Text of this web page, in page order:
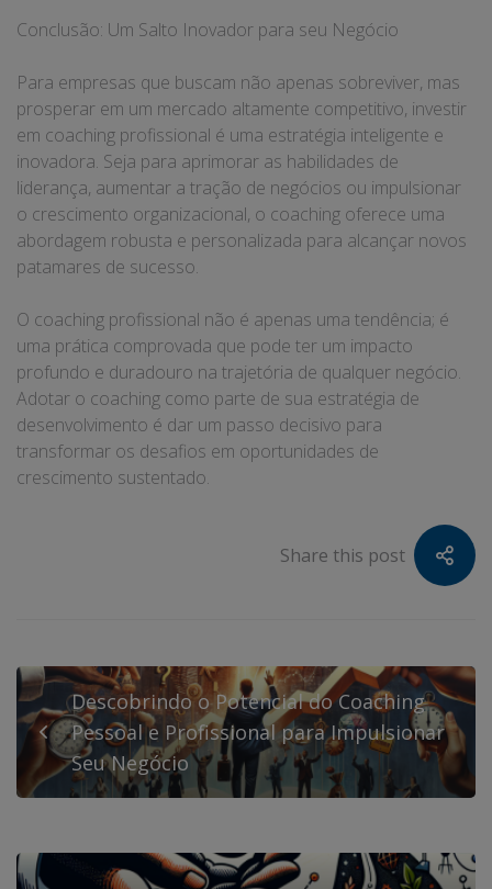
Conclusão: Um Salto Inovador para seu Negócio
Para empresas que buscam não apenas sobreviver, mas
prosperar em um mercado altamente competitivo, investir
em coaching profissional é uma estratégia inteligente e
inovadora. Seja para aprimorar as habilidades de
liderança, aumentar a tração de negócios ou impulsionar
o crescimento organizacional, o coaching oferece uma
abordagem robusta e personalizada para alcançar novos
patamares de sucesso.
O coaching profissional não é apenas uma tendência; é
uma prática comprovada que pode ter um impacto
profundo e duradouro na trajetória de qualquer negócio.
Adotar o coaching como parte de sua estratégia de
desenvolvimento é dar um passo decisivo para
transformar os desafios em oportunidades de
crescimento sustentado.
Share this post
Descobrindo o Potencial do Coaching
Pessoal e Profissional para Impulsionar
Seu Negócio